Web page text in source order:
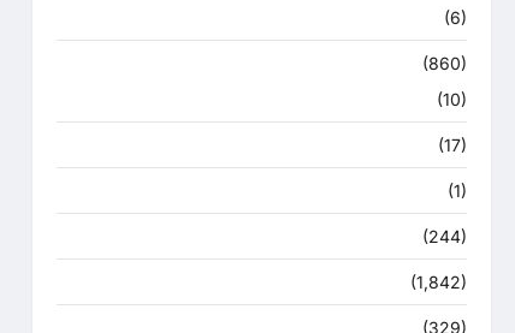
(6)
(860)
(10)
(17)
(1)
(244)
(1,842)
(329)